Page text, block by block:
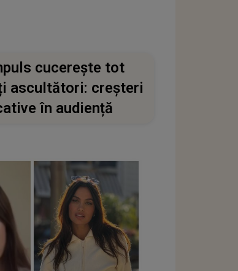
cucerește tot
ascultători: creșteri
în audiență